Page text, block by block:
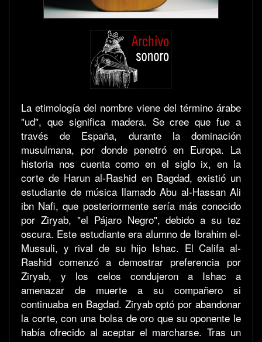
La etimología del nombre viene del término árabe
"ud", que significa madera. Se cree que fue a
través de España, durante la dominación
musulmana, por donde penetró en Europa. La
historia nos cuenta como en el siglo ix, en la
corte de Harun al-Rashid en Bagdad, existió un
estudiante de música llamado Abu al-Hassan Ali
ibn Nafi, que posteriormente sería más conocido
por Ziryab, "el Pájaro Negro", debido a su tez
oscura. Este estudiante era alumno de Ibrahim el-
Mussuli, y rival de su hijo Ishac. El Califa al-
Rashid comenzó a demostrar preferencia por
Ziryab, y los celos condujeron a Ishac a
amenazar de muerte a su compañero si
continuaba en Bagdad. Ziryab optó por abandonar
la corte, con una bolsa de oro que su oponente le
había ofrecido al aceptar el marcharse. Tras un